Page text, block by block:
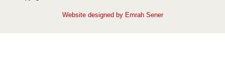
Website designed by Emrah Sener